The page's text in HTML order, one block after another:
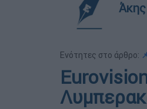
Ενότητες στο άρθρο: